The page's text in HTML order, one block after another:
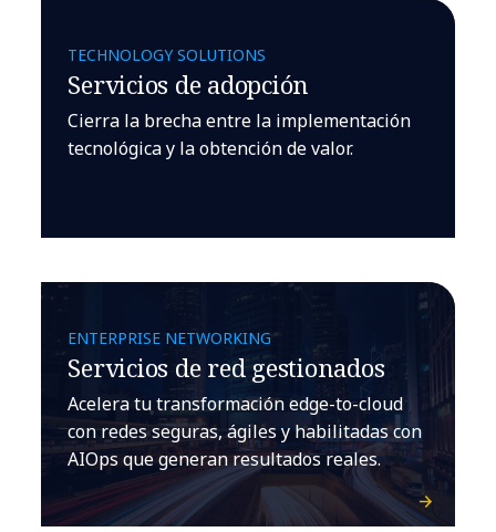
TECHNOLOGY SOLUTIONS
Servicios de adopción
Cierra la brecha entre la implementación
tecnológica y la obtención de valor.
ENTERPRISE NETWORKING
Servicios de red gestionados
Acelera tu transformación edge-to-cloud
con redes seguras, ágiles y habilitadas con
AIOps que generan resultados reales.